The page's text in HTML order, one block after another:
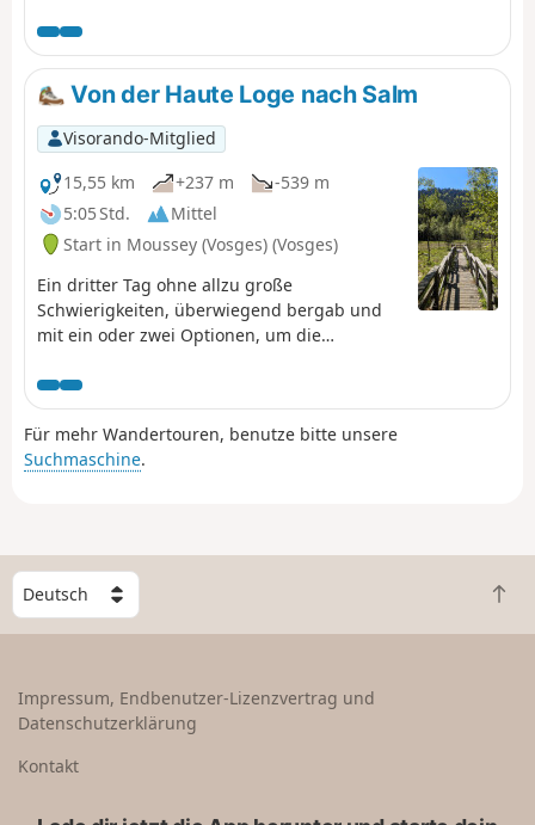
Einstufung „schwierig”.
Von der Haute Loge nach Salm
Visorando-Mitglied
15,55 km
+237 m
-539 m
5:05 Std.
Mittel
Start in Moussey (Vosges) (Vosges)
Ein dritter Tag ohne allzu große
Schwierigkeiten, überwiegend bergab und
mit ein oder zwei Optionen, um die
Für mehr Wandertouren, benutze bitte unsere
Suchmaschine.
W
ä
h
e
n
Z
u
Impressum, Endbenutzer-Lizenzvertrag und
Datenschutzerklärung
Kontakt